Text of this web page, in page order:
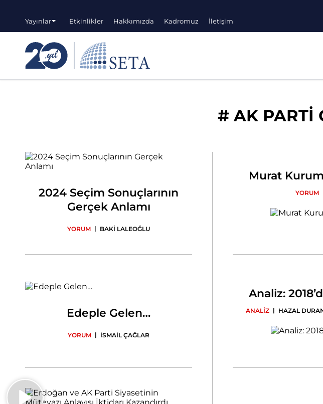
Yayınlar Etkinlikler Hakkımızda Kadromuz İletişim
# AK PARTİ
2024 Seçim Sonuçlarının
Gerçek Anlamı
YORUM | BAKİ LALEOĞLU
Murat
YORUM
Edeple Gelen…
YORUM | İSMAİL ÇAĞLAR
Analiz:
ANALİZ | HAZAL